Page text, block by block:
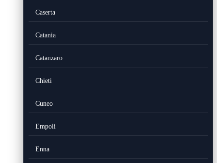
Caserta
Catania
Catanzaro
Chieti
Cuneo
Empoli
Enna